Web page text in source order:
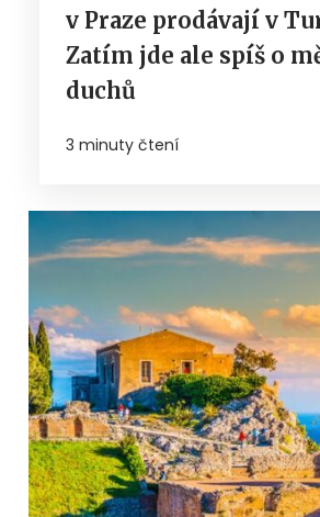
v Praze prodávají v
Zatím jde ale spíš o
duchů
3 minuty čtení